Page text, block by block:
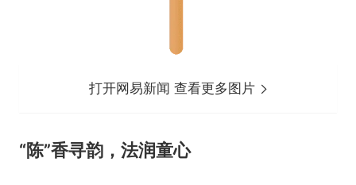
打开网易新闻 查看更多图片
“陈”香寻韵，法润童心